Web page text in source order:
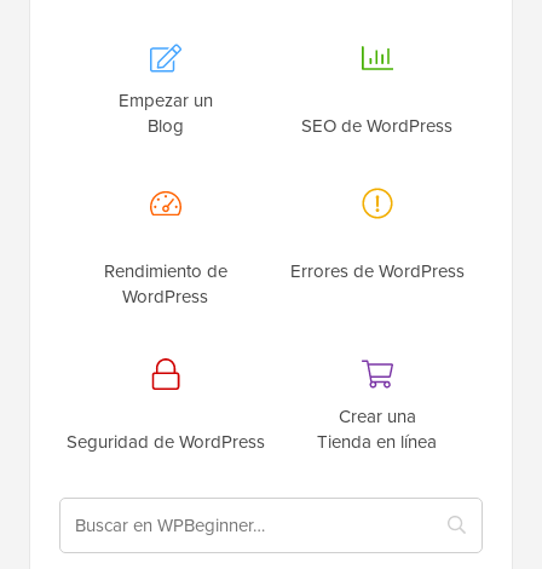
Empezar un
Blog
SEO de WordPress
Rendimiento de
WordPress
Errores de WordPress
Seguridad de WordPress
Crear una
Tienda en línea